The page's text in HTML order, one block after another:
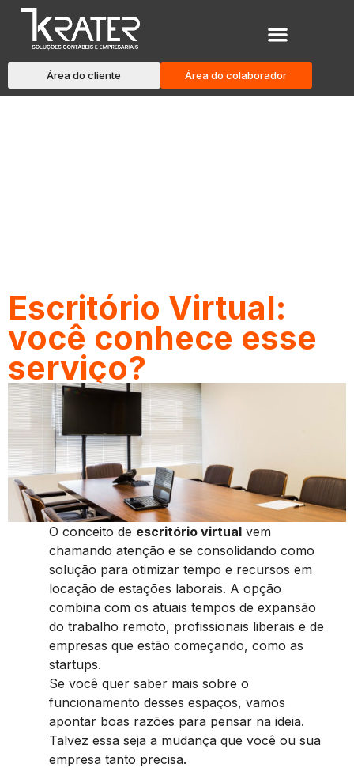
Área do cliente Área do colaborador
Escritório Virtual:
você conhece esse
serviço?
O conceito de escritório virtual vem
chamando atenção e se consolidando como
solução para otimizar tempo e recursos em
locação de estações laborais. A opção
combina com os atuais tempos de expansão
do trabalho remoto, profissionais liberais e de
empresas que estão começando, como as
startups.
Se você quer saber mais sobre o
funcionamento desses espaços, vamos
apontar boas razões para pensar na ideia.
Talvez essa seja a mudança que você ou sua
empresa tanto precisa.